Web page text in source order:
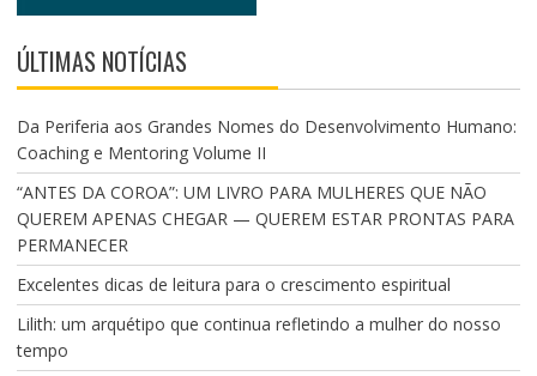
ÚLTIMAS NOTÍCIAS
Da Periferia aos Grandes Nomes do Desenvolvimento Humano:
Coaching e Mentoring Volume II
“ANTES DA COROA”: UM LIVRO PARA MULHERES QUE NÃO
QUEREM APENAS CHEGAR — QUEREM ESTAR PRONTAS PARA
PERMANECER
Excelentes dicas de leitura para o crescimento espiritual
Lilith: um arquétipo que continua refletindo a mulher do nosso
tempo